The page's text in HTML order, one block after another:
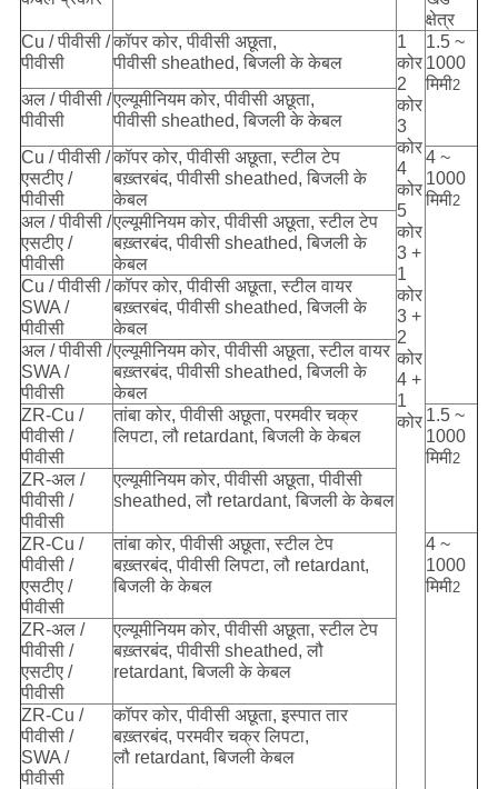
क्षेत्र
Cu / पीवीसी /
पीवीसी
कॉपर कोर, पीवीसी अछूता,
पीवीसी sheathed, बिजली के केबल
1
कोर
2
कोर
3
कोर
4
कोर
5
कोर
3 +
1
कोर
3 +
2
कोर
4 +
1
कोर
1.5 ~
1000
मिमी2
अल / पीवीसी /
पीवीसी
एल्यूमीनियम कोर, पीवीसी अछूता,
पीवीसी sheathed, बिजली के केबल
Cu / पीवीसी /
एसटीए /
पीवीसी
कॉपर कोर, पीवीसी अछूता, स्टील टेप
बख़्तरबंद, पीवीसी sheathed, बिजली के
केबल
4 ~
1000
मिमी2
अल / पीवीसी /
एसटीए /
पीवीसी
एल्यूमीनियम कोर, पीवीसी अछूता, स्टील टेप
बख़्तरबंद, पीवीसी sheathed, बिजली के
केबल
Cu / पीवीसी /
SWA /
पीवीसी
कॉपर कोर, पीवीसी अछूता, स्टील वायर
बख़्तरबंद, पीवीसी sheathed, बिजली के
केबल
अल / पीवीसी /
SWA /
पीवीसी
एल्यूमीनियम कोर, पीवीसी अछूता, स्टील वायर
बख़्तरबंद, पीवीसी sheathed, बिजली के
केबल
ZR-Cu /
पीवीसी /
पीवीसी
तांबा कोर, पीवीसी अछूता, परमवीर चक्र
लिपटा, लौ retardant, बिजली के केबल
1.5 ~
1000
मिमी2
ZR-अल /
पीवीसी /
पीवीसी
एल्यूमीनियम कोर, पीवीसी अछूता, पीवीसी
sheathed, लौ retardant, बिजली के केबल
ZR-Cu /
पीवीसी /
एसटीए /
पीवीसी
तांबा कोर, पीवीसी अछूता, स्टील टेप
बख़्तरबंद, पीवीसी लिपटा, लौ retardant,
बिजली के केबल
4 ~
1000
मिमी2
ZR-अल /
पीवीसी /
एसटीए /
पीवीसी
एल्यूमीनियम कोर, पीवीसी अछूता, स्टील टेप
बख़्तरबंद, पीवीसी sheathed, लौ
retardant, बिजली के केबल
ZR-Cu /
पीवीसी /
SWA /
पीवीसी
कॉपर कोर, पीवीसी अछूता, इस्पात तार
बख़्तरबंद, परमवीर चक्र लिपटा,
लौ retardant, बिजली केबल